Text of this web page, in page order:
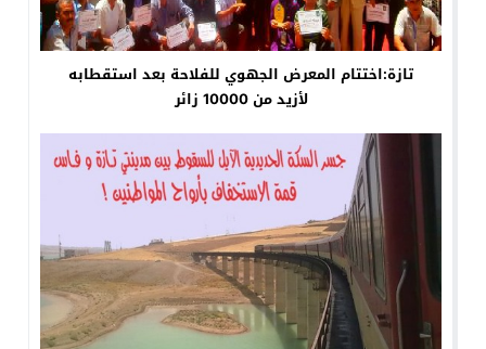
تازة:اختتام المعرض الجهوي للفلاحة بعد استقطابه
لأزيد من 10000 زائر